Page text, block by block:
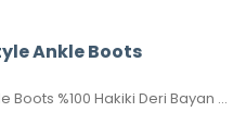
Ankle Boots
Fendi FFreedom Biker-Style Ankle Boots %100 Hakiki Deri Bayan Botlar. Yüksek kalite, birebir üründür. 36-37-38-39-40 ölçüler mevcuttur. Topuk yüksekliği 4.5 cm’dir. Kutulu, toz torbalı, sertifikalıdır.